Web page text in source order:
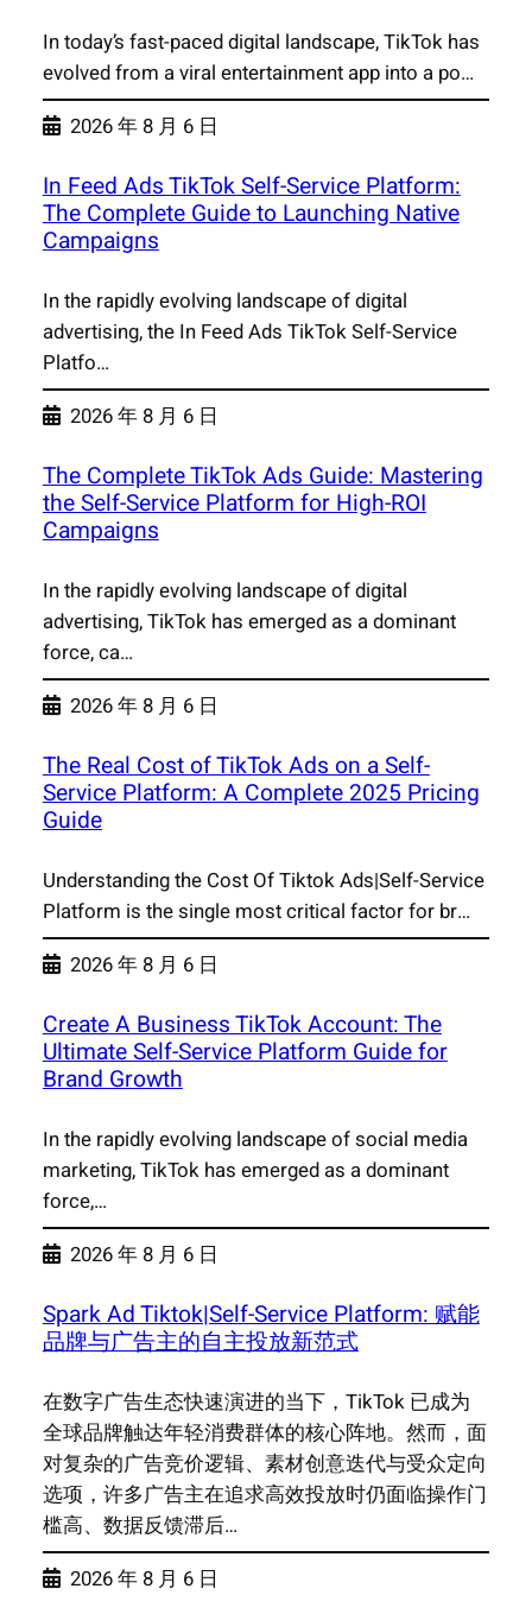
In today’s fast-paced digital landscape, TikTok has
evolved from a viral entertainment app into a po…
2026 年 8 月 6 日
In Feed Ads TikTok Self-Service Platform:
The Complete Guide to Launching Native
Campaigns
In the rapidly evolving landscape of digital
advertising, the In Feed Ads TikTok Self-Service
Platfo…
2026 年 8 月 6 日
The Complete TikTok Ads Guide: Mastering
the Self-Service Platform for High-ROI
Campaigns
In the rapidly evolving landscape of digital
advertising, TikTok has emerged as a dominant
force, ca…
2026 年 8 月 6 日
The Real Cost of TikTok Ads on a Self-
Service Platform: A Complete 2025 Pricing
Guide
Understanding the Cost Of Tiktok Ads|Self-Service
Platform is the single most critical factor for br…
2026 年 8 月 6 日
Create A Business TikTok Account: The
Ultimate Self-Service Platform Guide for
Brand Growth
In the rapidly evolving landscape of social media
marketing, TikTok has emerged as a dominant
force,…
2026 年 8 月 6 日
Spark Ad Tiktok|Self-Service Platform: 赋能
品牌与广告主的自主投放新范式
在数字广告生态快速演进的当下，TikTok 已成为
全球品牌触达年轻消费群体的核心阵地。然而，面
对复杂的广告竞价逻辑、素材创意迭代与受众定向
选项，许多广告主在追求高效投放时仍面临操作门
槛高、数据反馈滞后…
2026 年 8 月 6 日